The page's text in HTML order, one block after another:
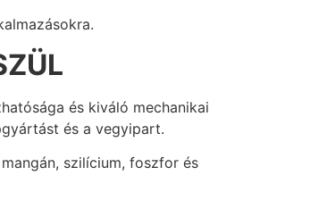
és kiváló mechanikai
és a vegyipart.
szilícium, foszfor és